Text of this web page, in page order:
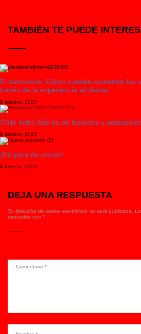
TAMBIÉN TE PUEDE
E-commerce: Cómo puedes aumentar las
través de la experiencia al cliente
8 febrero, 2023
Chile entre líderes de fusiones y
8 febrero, 2023
¡No para de crecer!
8 febrero, 2023
DEJA UNA RESPUESTA
Tu dirección de correo electrónico no será publicada.
marcados con *